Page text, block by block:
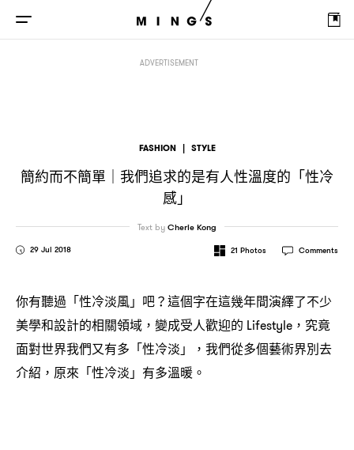
ADVERTISEMENT
FASHION | STYLE
簡約而不簡單
我們追求的是有人性溫度的「性冷
感」
29 Jul 2018
Text byCherie Kong
21 Photos Comments
你有聽過「性冷淡風」吧？這個字在這幾年間演繹了不少
美學和設計的相關領域 ， 變成受人歡迎的 Lifestyle， 究竟
面對世界我們又有多「性冷淡」
， 我們從多個藝術界別去
介紹 ， 原來「性冷淡」有多溫暖。
我們追求的是有人性溫度的「性冷感」